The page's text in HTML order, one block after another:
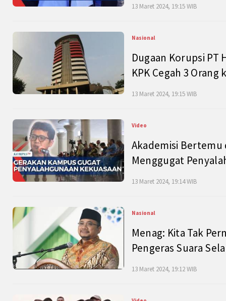
13 Maret 2024, 19:15 WIB
Nasional
Dugaan Korupsi PT
KPK Cegah 3 Orang
13 Maret 2024, 19:15 WIB
Video
Akademisi Bertemu
Menggugat
13 Maret 2024, 19:14 WIB
Nasional
Menag: Kita Tak
Pengeras Suara
13 Maret 2024, 19:12 WIB